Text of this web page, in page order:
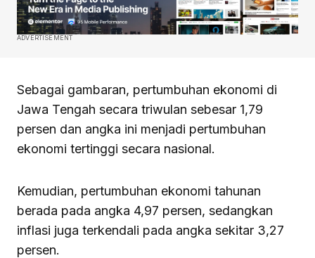
ADVERTISEMENT
Sebagai gambaran, pertumbuhan ekonomi di
Jawa Tengah secara triwulan sebesar 1,79
persen dan angka ini menjadi pertumbuhan
ekonomi tertinggi secara nasional.
Kemudian, pertumbuhan ekonomi tahunan
berada pada angka 4,97 persen, sedangkan
inflasi juga terkendali pada angka sekitar 3,27
persen.